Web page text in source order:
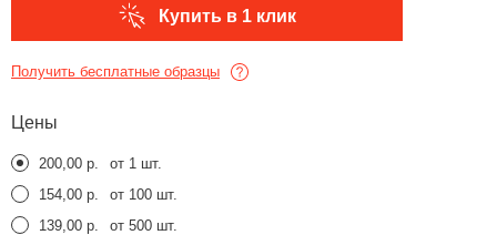
Купить в 1 клик
Получить бесплатные образцы
Цены
200,00 р.
от 1 шт.
154,00 р.
от 100 шт.
139,00 р.
от 500 шт.